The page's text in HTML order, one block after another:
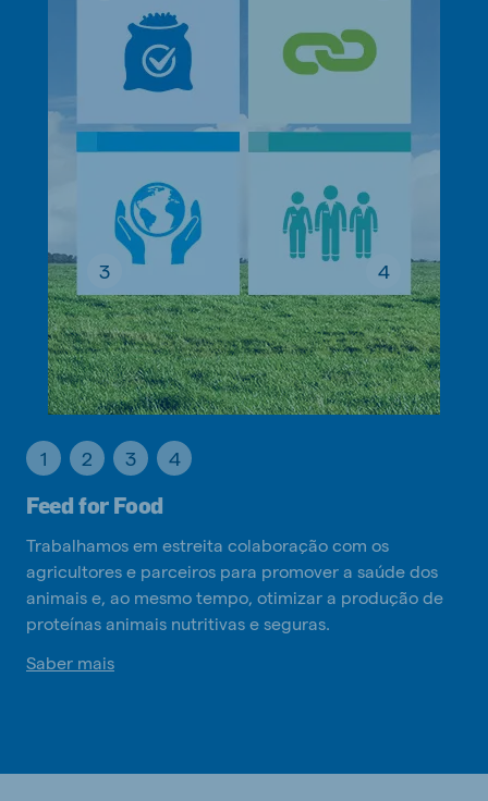
3 4
1 2 3 4
Feed for Food
Trabalhamos em estreita colaboração com os
agricultores e parceiros para promover a saúde dos
animais e, ao mesmo tempo, otimizar a produção de
proteínas animais nutritivas e seguras.
Saber mais